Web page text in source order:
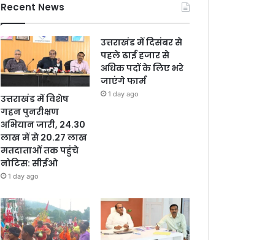
Recent News
उत्तराखंड में विशेष
गहन पुनरीक्षण
अभियान जारी, 24.30
लाख में से 20.27 लाख
मतदाताओं तक पहुंचे
नोटिस: सीईओ
1 day ago
उत्तराखंड में दिसंबर से
पहले ढाई हजार से
अधिक पदों के लिए भरे
जाएंगे फार्म
1 day ago